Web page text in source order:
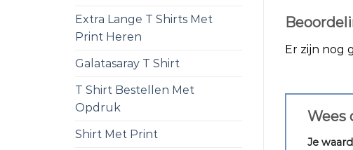
Extra Lange T Shirts Met
Print Heren
Galatasaray T Shirt
T Shirt Bestellen Met
Opdruk
Shirt Met Print
Er zijn nog
Wees
Je